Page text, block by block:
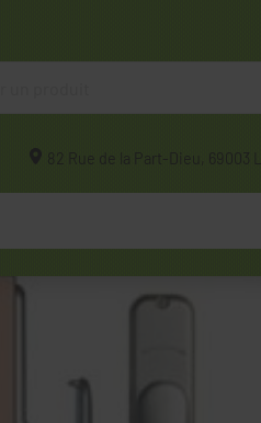
82 Rue de la Part-Dieu, 69003